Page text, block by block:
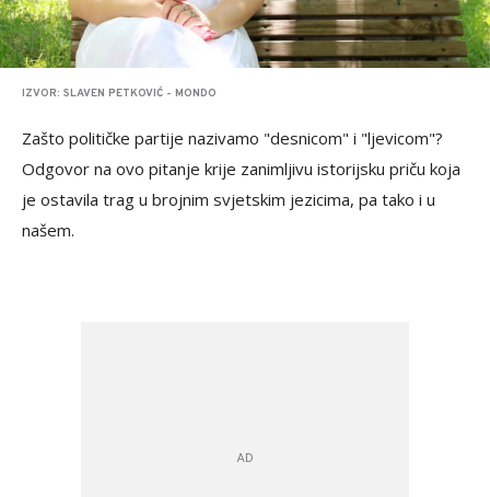
IZVOR: SLAVEN PETKOVIĆ - MONDO
Zašto političke partije nazivamo "desnicom" i "ljevicom"?
Odgovor na ovo pitanje krije zanimljivu istorijsku priču koja
je ostavila trag u brojnim svjetskim jezicima, pa tako i u
našem.